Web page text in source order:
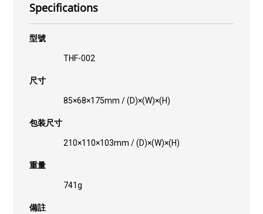
Specifications
型號
THF-002
尺寸
85×68×175mm / (D)×(W)×(H)
包装尺寸
210×110×103mm / (D)×(W)×(H)
重量
741g
備註